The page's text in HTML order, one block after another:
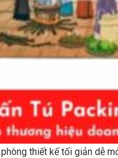
thiết kế tối giản dễ